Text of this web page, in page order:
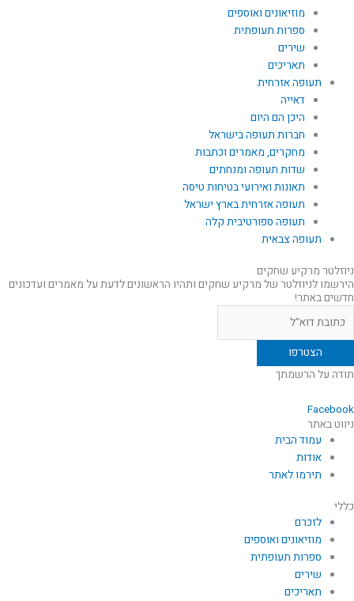
מוזיאונים ואוספים
ספרות תעופתית
שירים
תאריכים
תעופה אזרחית
דאייה
היכן הם היום
חברות תעופה בישראל
מחקרים, מאמרים וכתבות
שדות תעופה ומנחתים
תאונות ואירועי בטיחות טיסה
תעופה אזרחית בארץ ישראל
תעופה ספורטיבית קלה
תעופה צבאית
ניוזלטר מרקיע שחקים
הירשמו לניוזלטר של מרקיע שחקים ותהיו הראשונים לדעת על מאמרים ועדכונים
חדשים באתר!
תודה על הרשמתך
Facebook
ניווט באתר
עמוד הבית
אודות
תירמו לאתר
כללי
לזכרם
מוזיאונים ואוספים
ספרות תעופתית
שירים
תאריכים